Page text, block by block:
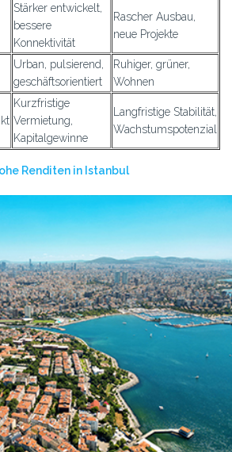
Stärker entwickelt,
bessere
Konnektivität
Rascher Ausbau,
neue Projekte
Urban, pulsierend,
geschäftsorientiert
Ruhiger, grüner,
Wohnen
Kurzfristige
Vermietung,
Kapitalgewinne
Langfristige Stabilität,
Wachstumspotenzial
Renditen in Istanbul